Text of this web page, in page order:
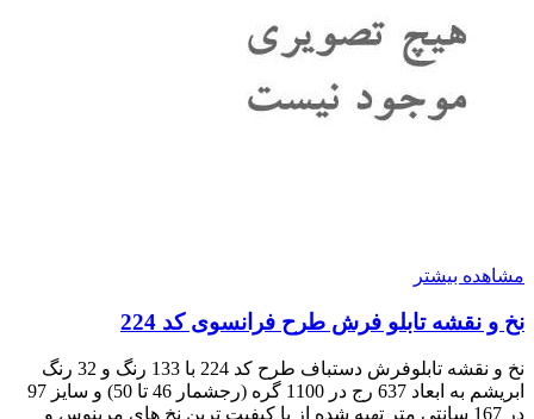
مشاهده بیشتر
نخ و نقشه تابلو فرش طرح فرانسوی کد 224
نخ و نقشه تابلوفرش دستباف طرح کد 224 با 133 رنگ و 32 رنگ
ابریشم به ابعاد 637 رج در 1100 گره (رجشمار 46 تا 50) و سایز 97
در 167 سانتی متر تهیه شده از با کیفیت ترین نخ های مرینوس و